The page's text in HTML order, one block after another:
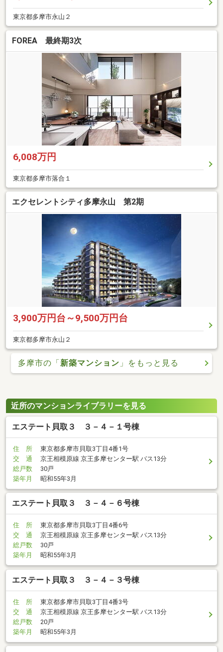
東京都多摩市永山２
FOREA 最終期3次
6,008万円
東京都多摩市落合１
エクセレントシティ多摩永山 第2期
3,900万円台～9,500万円台
東京都多摩市永山２
多摩市の「新築マンション 」をもっと見る
近所のマンションライブラリーを見る
エステート貝取３ ３－４－１号棟
住 所
東京都多摩市貝取3丁目4番1号
交 通
京王相模原線 京王多摩センター駅 バス13分
総戸数
30戸
築年月
昭和55年3月
エステート貝取３ ３－４－６号棟
住 所
東京都多摩市貝取3丁目4番6号
交 通
京王相模原線 京王多摩センター駅 バス13分
総戸数
30戸
築年月
昭和55年3月
エステート貝取３ ３－４－３号棟
住 所
東京都多摩市貝取3丁目4番3号
交 通
京王相模原線 京王多摩センター駅 バス13分
総戸数
20戸
築年月
昭和55年3月